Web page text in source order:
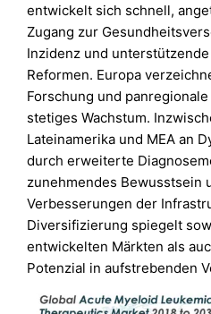
entwickelt sich schnell,
Zugang zur
Inzidenz und
Reformen. Europa
Forschung und
stetiges Wachstum.
Lateinamerika und MEA an
durch erweiterte
zunehmendes Bewusstsein
Verbesserungen der
Diversifizierung spiegelt
entwickelten Märkten als
Potenzial in aufstrebenden